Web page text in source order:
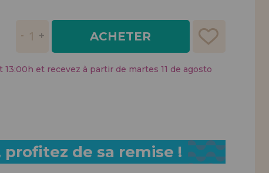
ACHETER
13:00h et recevez à partir de martes 11 de agosto
de sa remise !